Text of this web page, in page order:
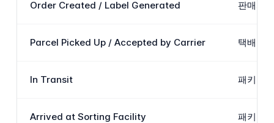
Order Created / Label Generated 판매자
Parcel Picked Up / Accepted by Carrier 택배가
In Transit 패키지
Arrived at Sorting Facility 패키지